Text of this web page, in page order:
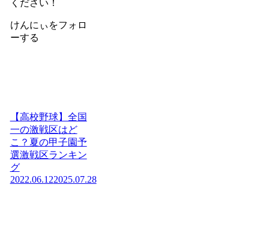
ください！
けんにぃをフォロ
ーする
【高校野球】全国
一の激戦区はど
こ？夏の甲子園予
選激戦区ランキン
グ
2022.06.122025.07.28